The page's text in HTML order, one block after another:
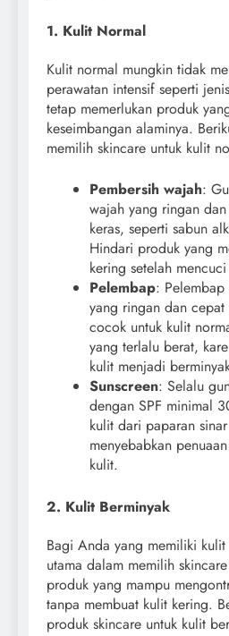
1. Kulit Normal
Kulit normal mungkin tidak
perawatan intensif seperti
tetap memerlukan produk
keseimbangan alaminya.
memilih skincare untuk kulit
Pembersih wajah:
wajah yang ringan
keras, seperti sabun
Hindari produk yang
kering setelah
Pelembap:
yang ringan dan cepat
cocok untuk kulit
yang terlalu berat,
kulit menjadi
Sunscreen: Selalu
dengan SPF minimal
kulit dari paparan
menyebabkan
kulit.
2. Kulit Berminyak
Bagi Anda yang memiliki
utama dalam memilih
produk yang mampu
tanpa membuat kulit kering.
produk skincare untuk kulit